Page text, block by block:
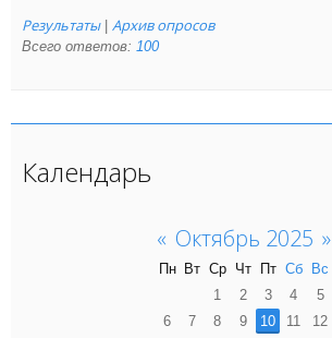
Результаты| Архив опросов
Всего ответов: 100
Календарь
« Октябрь 2025 »
Пн Вт Ср Чт Пт Сб
Вс
1
2 3 4
5
6
7 8 9 10 11
12